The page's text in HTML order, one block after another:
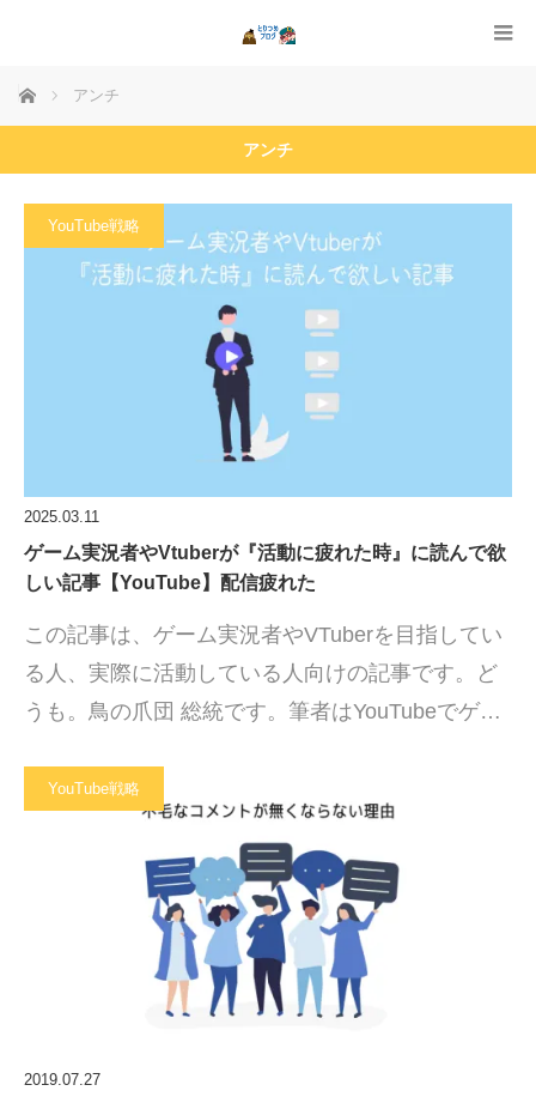
ホーム アンチ
アンチ
YouTube戦略
2025.03.11
ゲーム実況者やVtuberが『活動に疲れた時』に読んで欲
しい記事【YouTube】配信疲れた
この記事は、ゲーム実況者やVTuberを目指してい
る人、実際に活動している人向けの記事です。ど
うも。鳥の爪団 総統です。筆者はYouTubeでゲ…
YouTube戦略
2019.07.27